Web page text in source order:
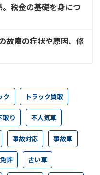
税金の基礎を身につ
故障の症状や原因、修
ク トラック買取
取り 不人気車
事故対応 事故車
免許 古い車